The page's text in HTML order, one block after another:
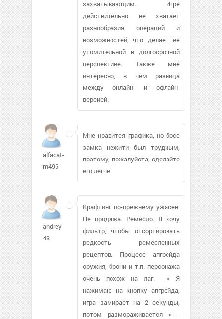
захватывающим. Игре
действительно не хватает
разнообразия операций и
возможностей, что делает ее
утомительной в долгосрочной
перспективе. Также мне
интересно, в чем разница
между онлайн- и офлайн-
версией.
alfacat-
m496
Мне нравится графика, но босс
замка нежити был трудным,
поэтому, пожалуйста, сделайте
его легче.
andrey-
43
Крафтинг по-прежнему ужасен.
Не продажа. Ремесло. Я хочу
фильтр, чтобы отсортировать
редкость ремесленных
рецептов. Процесс апгрейда
оружия, брони и т.п. персонажа
очень похож на лаг. ---> Я
нажимаю на кнопку апгрейда,
игра замирает на 2 секунды,
потом размораживается <----